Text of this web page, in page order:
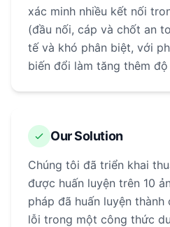
xác minh nhiều kết nối
(đầu nối, cáp và chốt an
tế và khó phân biệt, với
biến đổi làm tăng thêm độ
Our Solution
Chúng tôi đã triển khai
được huấn luyện trên 10
pháp đã huấn luyện
lỗi trong một công thức